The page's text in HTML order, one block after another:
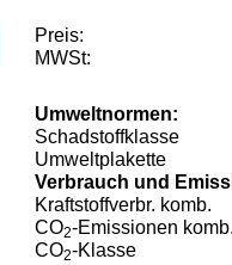
Preis:
MWSt:
Umweltnormen:
Schadstoffklasse
Umweltplakette
Verbrauch und
Kraftstoffverbr. komb.
CO2-Emissionen komb.
CO2-Klasse